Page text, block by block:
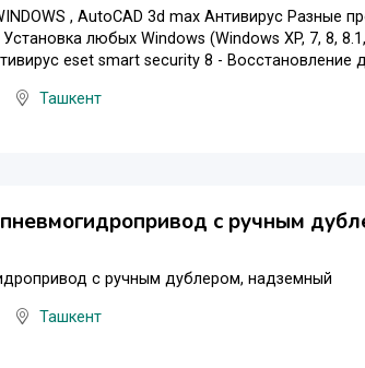
, AutoCAD 3d max Антивирус Разные
любых Windows (Windows XP, 7, 8,
eset smart security 8 - Восстановление
Ташкент
с ручным
с ручным дублером, надземный
Ташкент